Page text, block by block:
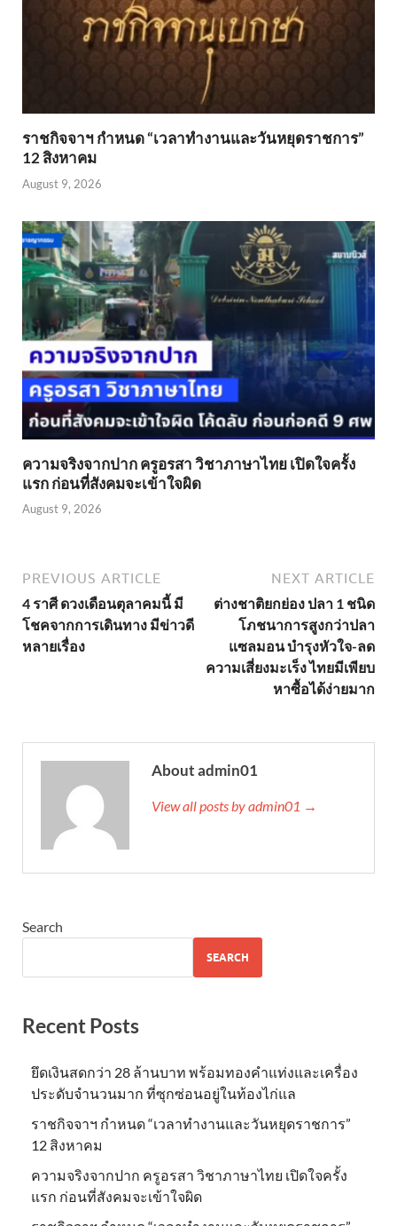
ราชกิจจาฯ กำหนด “เวลาทำงานและวันหยุดราชการ”
12 สิงหาคม
August 9, 2026
ความจริงจากปาก ครูอรสา วิชาภาษาไทย เปิดใจครั้ง
แรก ก่อนที่สังคมจะเข้าใจผิด
August 9, 2026
PREVIOUS ARTICLE
4 ราศี ดวงเดือนตุลาคมนี้ มี
โชคจากการเดินทาง มีข่าวดี
หลายเรื่อง
NEXT ARTICLE
ต่างชาติยกย่อง ปลา 1 ชนิด
โภชนาการสูงกว่าปลา
แซลมอน บำรุงหัวใจ-ลด
ความเสี่ยงมะเร็ง ไทยมีเพียบ
หาซื้อได้ง่ายมาก
About admin01
View all posts by admin01 →
Search
SEARCH
Recent Posts
ยึดเงินสดกว่า 28 ล้านบาท พร้อมทองคำแท่งและเครื่อง
ประดับจำนวนมาก ที่ซุกซ่อนอยู่ในท้องไก่แล
ราชกิจจาฯ กำหนด “เวลาทำงานและวันหยุดราชการ”
12 สิงหาคม
ความจริงจากปาก ครูอรสา วิชาภาษาไทย เปิดใจครั้ง
แรก ก่อนที่สังคมจะเข้าใจผิด